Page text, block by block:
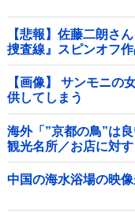
【悲報】佐藤二朗さ
捜査線』スピンオフ
定・・・・・・・・
【画像】 サンモニの
供してしまう
海外「”京都の鳥”は
観光名所／お店に対
中国の海水浴場の映